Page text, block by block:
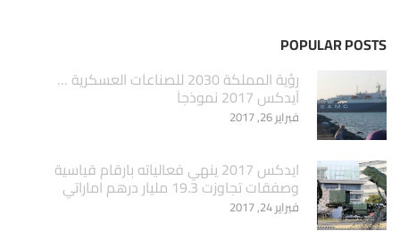
POPULAR POSTS
‏رؤية المملكة 2030 للصناعات العسكرية …
آيدكس 2017 نموذجاَ
فبراير 26, 2017
ايدكس 2017 ينهي فعالياته بارقام قياسية
وصفقات تجاوزت 19.3 مليار درهم اماراتي
فبراير 24, 2017